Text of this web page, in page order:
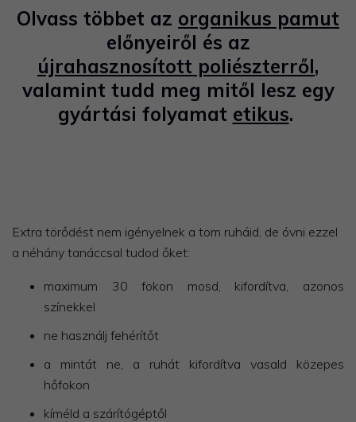
Olvass többet az organikus pamut
előnyeiről és az
újrahasznosított poliészterről,
valamint tudd meg mitől lesz egy
gyártási folyamat etikus.
Extra törődést nem igényelnek a tom ruháid, de óvni ezzel
a néhány tanáccsal tudod őket:
maximum 30 fokon mosd, kifordítva, azonos
színekkel
ne használj fehérítőt
a mintát ne, a ruhát kifordítva vasald közepes
hőfokon
kíméld a szárítógéptől